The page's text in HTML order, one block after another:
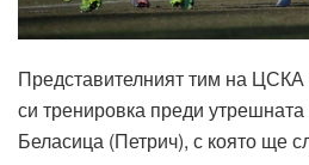
Представителният тим на
си тренировка преди
Беласица (Петрич), с която ще